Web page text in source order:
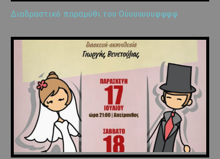
Διαδραστικό παραμύθι του Ούυυυυυυφφφφ